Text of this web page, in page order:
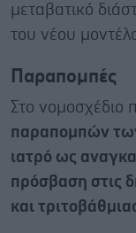
μεταβατικό
του νέου
Παραπομπές
Στο νομοσχέδιο
παραπομπών
ιατρό ως
πρόσβαση στις
και